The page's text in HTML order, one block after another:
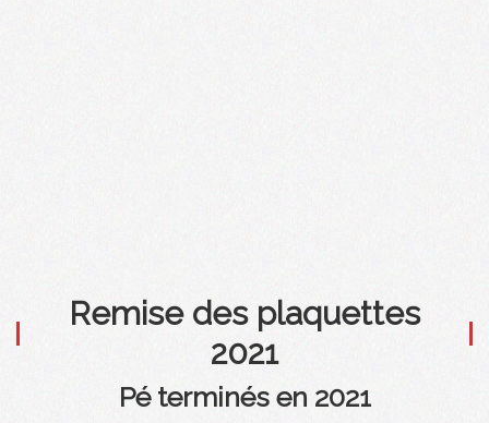
Remise des plaquettes
2021
Pé terminés en 2021